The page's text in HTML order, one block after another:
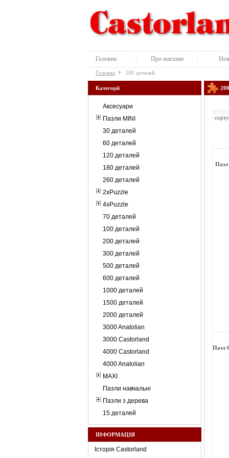
Головна Про магазин
Головна 200 деталей
Категорії
Аксесуари
Пазли MINI
30 деталей
60 деталей
120 деталей
180 деталей
260 деталей
2xPuzzle
4xPuzzle
70 деталей
100 деталей
200 деталей
300 деталей
500 деталей
600 деталей
1000 деталей
1500 деталей
2000 деталей
3000 Anatolian
3000 Castorland
4000 Castorland
4000 Anatolian
MAXI
Пазли навчальні
Пазли з дерева
15 деталей
ІНФОРМАЦІЯ
Історія Castorland
Пазл
Пазл